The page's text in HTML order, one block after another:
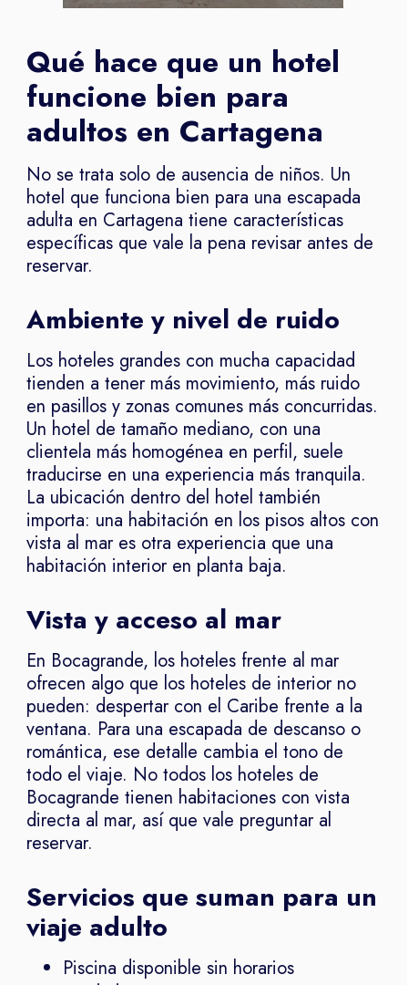
Qué hace que un hotel
funcione bien para
adultos en Cartagena
No se trata solo de ausencia de niños. Un
hotel que funciona bien para una escapada
adulta en Cartagena tiene características
específicas que vale la pena revisar antes de
reservar.
Ambiente y nivel de ruido
Los hoteles grandes con mucha capacidad
tienden a tener más movimiento, más ruido
en pasillos y zonas comunes más concurridas.
Un hotel de tamaño mediano, con una
clientela más homogénea en perfil, suele
traducirse en una experiencia más tranquila.
La ubicación dentro del hotel también
importa: una habitación en los pisos altos con
vista al mar es otra experiencia que una
habitación interior en planta baja.
Vista y acceso al mar
En Bocagrande, los hoteles frente al mar
ofrecen algo que los hoteles de interior no
pueden: despertar con el Caribe frente a la
ventana. Para una escapada de descanso o
romántica, ese detalle cambia el tono de
todo el viaje. No todos los hoteles de
Bocagrande tienen habitaciones con vista
directa al mar, así que vale preguntar al
reservar.
Servicios que suman para un
viaje adulto
Piscina disponible sin horarios